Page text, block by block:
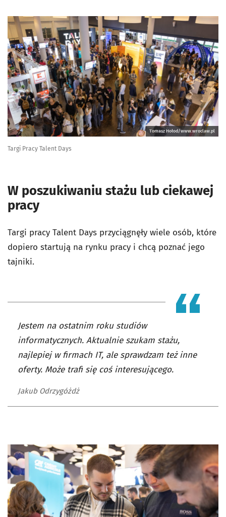
Tomasz Hołod/www.wroclaw.pl
Targi Pracy Talent Days
W poszukiwaniu stażu lub ciekawej
pracy
Targi pracy Talent Days przyciągnęły wiele osób, które
dopiero startują na rynku pracy i chcą poznać jego
tajniki.
Jestem na ostatnim roku studiów
informatycznych. Aktualnie szukam stażu,
najlepiej w firmach IT, ale sprawdzam też inne
oferty. Może trafi się coś interesującego.
Jakub Odrzygóżdż